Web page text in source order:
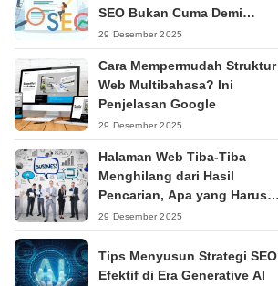
SEO Bukan Cuma Demi
Ranking
29 Desember 2025
Cara Mempermudah Struktur
Web Multibahasa? Ini
Penjelasan Google
29 Desember 2025
Halaman Web Tiba-Tiba
Menghilang dari Hasil
Pencarian, Apa yang Harus
Dilakukan?
29 Desember 2025
Tips Menyusun Strategi SEO
Efektif di Era Generative AI